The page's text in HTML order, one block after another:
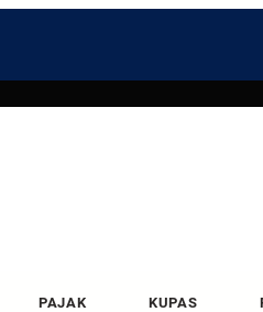
PAJAK KUPAS